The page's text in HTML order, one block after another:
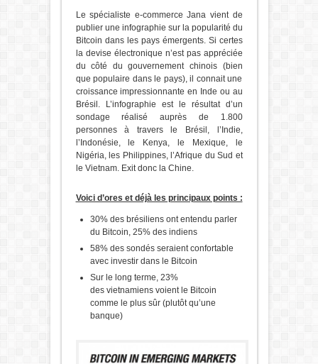
Le spécialiste e-commerce Jana vient de
publier une infographie sur la popularité du
Bitcoin dans les pays émergents. Si certes
la devise électronique n’est pas appréciée
du côté du gouvernement chinois (bien
que populaire dans le pays), il connait une
croissance impressionnante en Inde ou au
Brésil. L’infographie est le résultat d’un
sondage réalisé auprès de 1.800
personnes à travers le Brésil, l’Indie,
l’Indonésie, le Kenya, le Mexique, le
Nigéria, les Philippines, l’Afrique du Sud et
le Vietnam. Exit donc la Chine.
Voici d’ores et déjà les principaux points :
30% des brésiliens ont entendu parler
du Bitcoin, 25% des indiens
58% des sondés seraient confortable
avec investir dans le Bitcoin
Sur le long terme, 23%
des vietnamiens voient le Bitcoin
comme le plus sûr (plutôt qu’une
banque)